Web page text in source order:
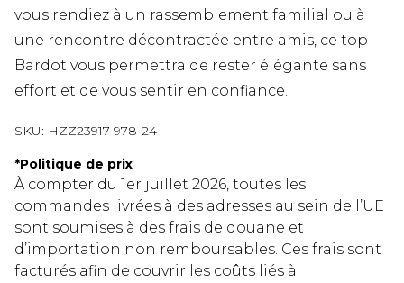
vous rendiez à un rassemblement familial ou à
une rencontre décontractée entre amis, ce top
Bardot vous permettra de rester élégante sans
effort et de vous sentir en confiance.
SKU: HZZ23917-978-24
*Politique de prix
À compter du 1er juillet 2026, toutes les
commandes livrées à des adresses au sein de l’UE
sont soumises à des frais de douane et
d’importation non remboursables. Ces frais sont
facturés afin de couvrir les coûts liés à